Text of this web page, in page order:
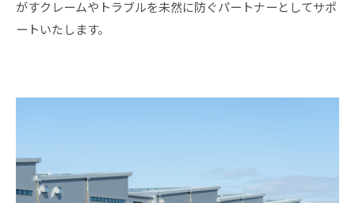
がすクレームやトラブルを未然に防ぐパートナーとしてサポ
ートいたします。